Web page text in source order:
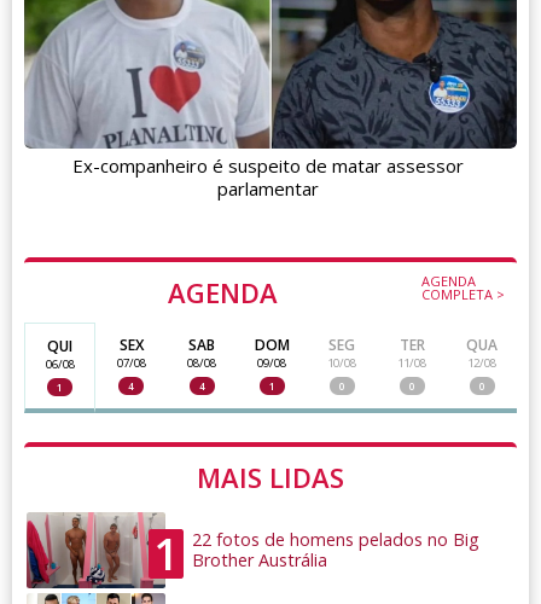
AGENDA AGENDA
COMPLETA >
QUI
06/08
1
SEX
07/08
4
SAB
08/08
4
DOM
09/08
1
SEG
10/08
0
TER
11/08
0
QUA
12/08
0
MAIS LIDAS
1
22 fotos de homens pelados no Big
Brother Austrália
Ex-companheiro é suspeito de matar assessor
parlamentar